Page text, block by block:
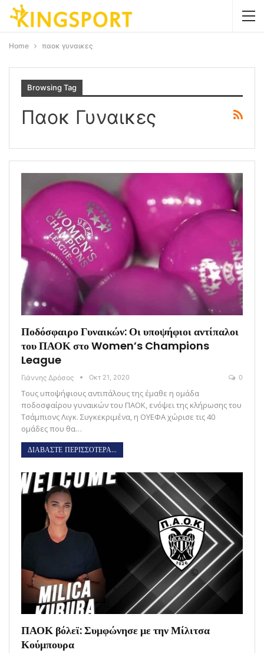
Home παοκ γυναικες
Browsing Tag
Παοκ Γυναικες
Ποδόσφαιρο Γυναικών: Οι υποψήφιοι αντίπαλοι
του ΠΑΟΚ στο Women’s Champions
League
Γιάννης Δρόσος Οκτ 21, 2020 0
Τους υποψήφιους αντιπάλους της έμαθε η ομάδα
ποδοσφαίρου γυναικών του ΠΑΟΚ, ενόψει της κλήρωσης του
Τσάμπιονς Λιγκ. Συγκεκριμένα, η ΟΥΕΦΑ χώρισε τις 40
ομάδες που θα…
ΔΙΑΒΑΣΤΕ ΠΕΡΙΣΣΟΤΕΡΑ...
ΠΑΟΚ βόλεϊ: Συμφώνησε με την Μίλιτσα
Κούμπουρα